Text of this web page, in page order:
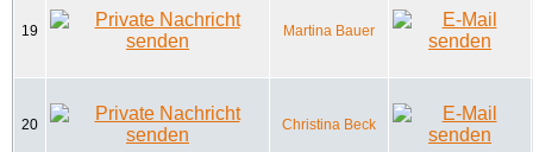
19 Martina Bauer
20 Christina Beck